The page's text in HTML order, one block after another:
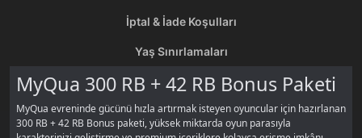
İptal & İade Koşulları
Yaş Sınırlamaları
MyQua 300 RB + 42 RB Bonus Paketi
MyQua evreninde gücünü hızla artırmak isteyen oyuncular için hazırlanan
300 RB + 42 RB Bonus paketi, yüksek miktarda oyun parasıyla